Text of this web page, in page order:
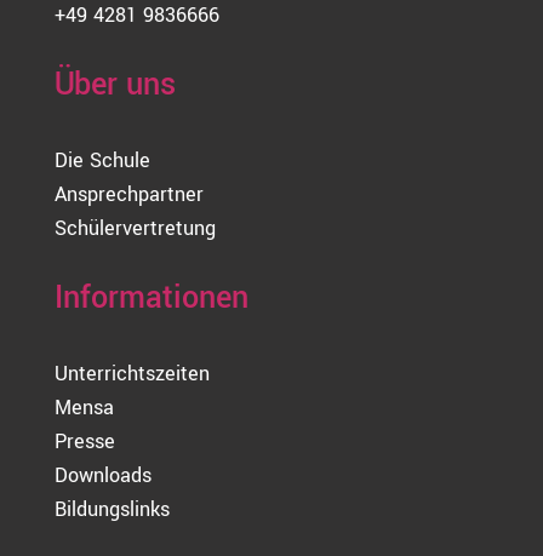
+49 4281 9836666
Über uns
Die Schule
Ansprechpartner
Schülervertretung
Informationen
Unterrichtszeiten
Mensa
Presse
Downloads
Bildungslinks